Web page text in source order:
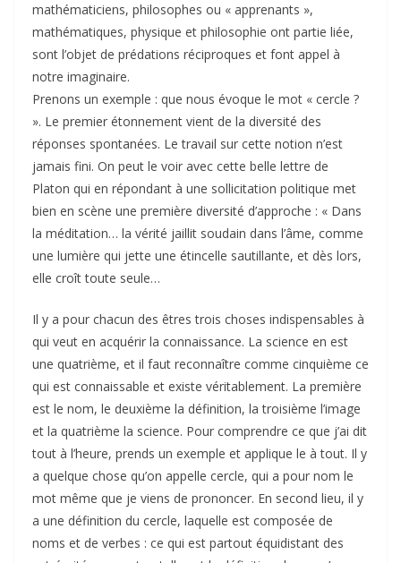
mathématiciens, philosophes ou « apprenants »,
mathématiques, physique et philosophie ont partie liée,
sont l’objet de prédations réciproques et font appel à
notre imaginaire.
Prenons un exemple : que nous évoque le mot « cercle ?
». Le premier étonnement vient de la diversité des
réponses spontanées. Le travail sur cette notion n’est
jamais fini. On peut le voir avec cette belle lettre de
Platon qui en répondant à une sollicitation politique met
bien en scène une première diversité d’approche : « Dans
la méditation… la vérité jaillit soudain dans l’âme, comme
une lumière qui jette une étincelle sautillante, et dès lors,
elle croît toute seule…
Il y a pour chacun des êtres trois choses indispensables à
qui veut en acquérir la connaissance. La science en est
une quatrième, et il faut reconnaître comme cinquième ce
qui est connaissable et existe véritablement. La première
est le nom, le deuxième la définition, la troisième l’image
et la quatrième la science. Pour comprendre ce que j’ai dit
tout à l’heure, prends un exemple et applique le à tout. Il y
a quelque chose qu’on appelle cercle, qui a pour nom le
mot même que je viens de prononcer. En second lieu, il y
a une définition du cercle, laquelle est composée de
noms et de verbes : ce qui est partout équidistant des